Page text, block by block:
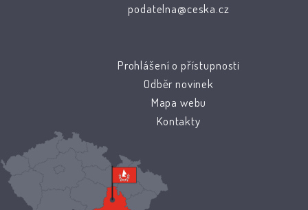
podatelna@ceska.cz
Prohlášení o přístupnosti
Odběr novinek
Mapa webu
Kontakty